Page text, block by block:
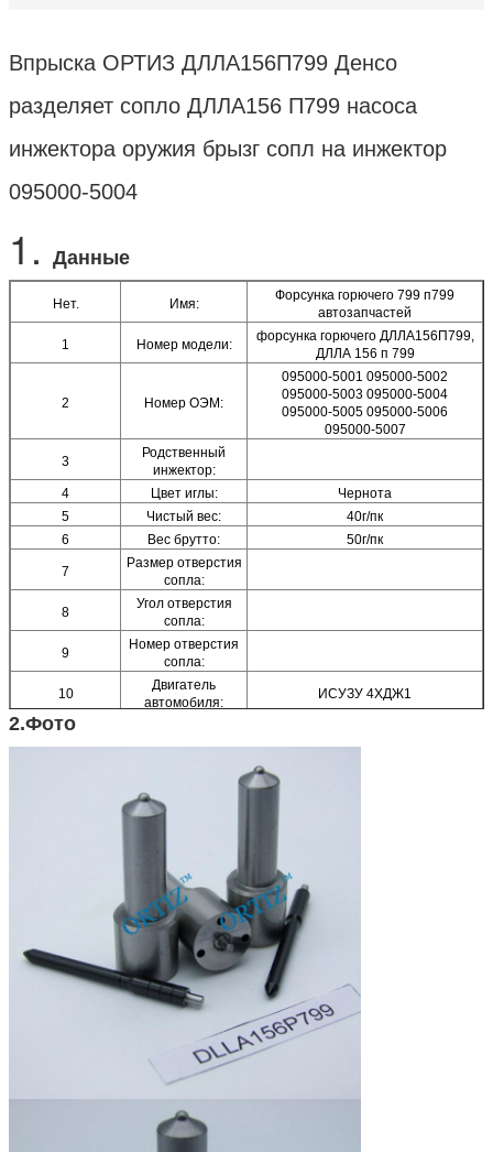
Впрыска ОРТИЗ ДЛЛА156П799 Денсо
разделяет сопло ДЛЛА156 П799 насоса
инжектора оружия брызг сопл на инжектор
095000-5004
1. Данные
Нет. Имя:
Форсунка горючего 799 п799
автозапчастей
1 Номер модели:
форсунка горючего ДЛЛА156П799,
ДЛЛА 156 п 799
2 Номер ОЭМ:
095000-5001 095000-5002
095000-5003 095000-5004
095000-5005 095000-5006
095000-5007
3
Родственный
инжектор:
4
Цвет иглы:
Чернота
5
Чистый вес:
40г/пк
6
Вес брутто: 50г/пк
7
Размер отверстия
сопла:
8
Угол отверстия
сопла:
9
Номер отверстия
сопла:
10
Двигатель
автомобиля:
ИСУЗУ 4ХДЖ1
11
наименование:
Сертификат:
Упаковывая
Гарантия:
2.Фото